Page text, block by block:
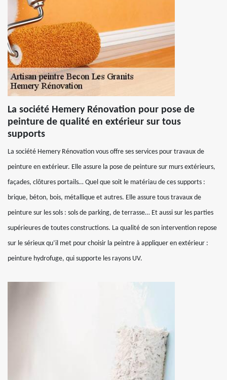
La société Hemery Rénovation pour pose de
peinture de qualité en extérieur sur tous
supports
La société Hemery Rénovation vous offre ses services pour travaux de
peinture en extérieur. Elle assure la pose de peinture sur murs extérieurs,
façades, clôtures portails… Quel que soit le matériau de ces supports :
brique, béton, bois, métallique et autres. Elle assure tous travaux de
peinture sur les sols : sols de parking, de terrasse… Et aussi sur les parties
supérieures de toutes constructions. La qualité de son intervention repose
sur le sérieux qu’il met pour choisir la peintre à appliquer en extérieur :
peinture hydrofuge, qui supporte les rayons UV.